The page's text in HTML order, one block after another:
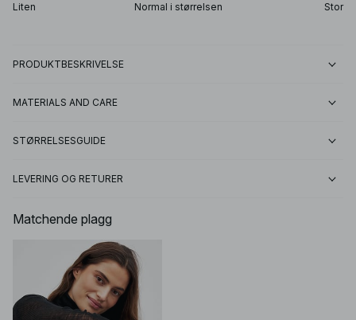
Liten Normal i størrelsen Stor
PRODUKTBESKRIVELSE
MATERIALS AND CARE
STØRRELSESGUIDE
LEVERING OG RETURER
Matchende plagg